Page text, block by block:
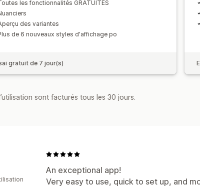
les fonctionnalités GRATUITES
des variantes
de 6 nouveaux styles d'affichage po
gratuit de 7 jour(s)
sont facturés tous les 30 jours.
An exceptional app!
Very easy to use, quick to set up, and